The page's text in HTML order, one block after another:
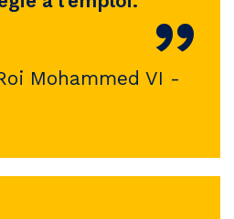
”
Mohammed VI -